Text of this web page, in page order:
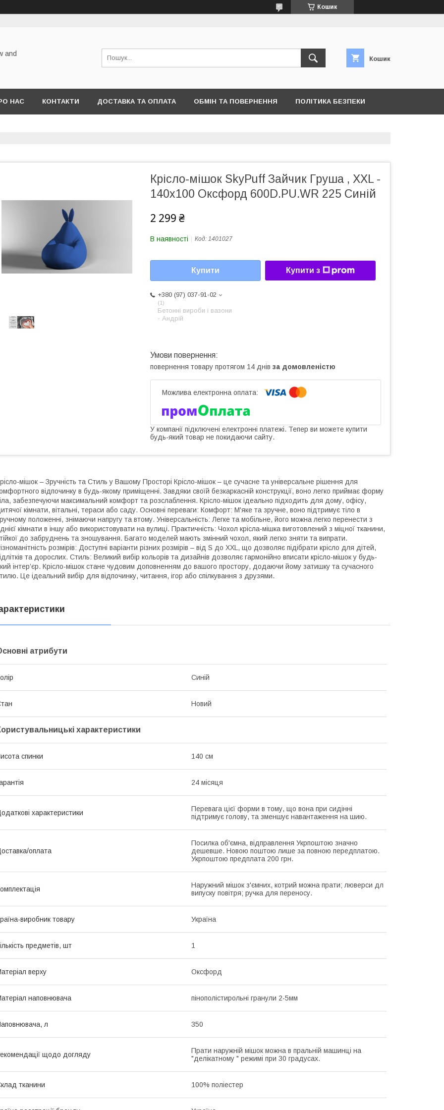
Кошик
and
Кошик
НАС КОНТАКТИ ДОСТАВКА ТА ОПЛАТА ОБМІН ТА ПОВЕРНЕННЯ ПОЛІТИКА БЕЗПЕКИ
Крісло-мішок SkyPuff Зайчик Груша , XXL -
140х100 Оксфорд 600D.PU.WR 225 Синій
2 299 ₴
В наявності Код: 1401027
Купити Купити з
+380 (97) 037-91-02
1
Бетонні вироби і вазони
- Андрій
повернення товару протягом 14 днів за домовленістю
У компанії підключені електронні платежі. Тепер ви можете купити
будь-який товар не покидаючи сайту.
мішок – Зручність та Стиль у Вашому Просторі Крісло-мішок – це сучасне та універсальне рішення для
відпочинку в будь-якому приміщенні. Завдяки своїй безкаркасній конструкції, воно легко приймає форму
забезпечуючи максимальний комфорт та розслаблення. Крісло-мішок ідеально підходить для дому, офісу,
кімнати, вітальні, тераси або саду. Основні переваги: Комфорт: М'яке та зручне, воно підтримує тіло в
положенні, знімаючи напругу та втому. Універсальність: Легке та мобільне, його можна легко перенести з
кімнати в іншу або використовувати на вулиці. Практичність: Чохол крісла-мішка виготовлений з міцної тканини,
до забруднень та зношування. Багато моделей мають змінний чохол, який легко зняти та випрати.
розмірів: Доступні варіанти різних розмірів – від S до XXL, що дозволяє підібрати крісло для дітей,
та дорослих. Стиль: Великий вибір кольорів та дизайнів дозволяє гармонійно вписати крісло-мішок у будь-
інтер’єр. Крісло-мішок стане чудовим доповненням до вашого простору, додаючи йому затишку та сучасного
Це ідеальний вибір для відпочинку, читання, ігор або спілкування з друзями.
атрибути
Синій
Новий
характеристики
спинки 140 см
24 місяця
характеристики
Перевага цієї форми в тому, що вона при сидінні
підтримує голову, та зменшує навантаження на шию.
оплата
Посилка об'ємна, відправлення Укрпоштою значно
дешевше. Новою поштою лише за повною передплатою.
Укрпоштою предплата 200 грн.
Наружний мішок з'ємних, котрий можна прати; люверси дл
випуску повітря; ручка для переносу.
виробник товару Україна
предметів, шт 1
верху Оксфорд
наповнювача пінополістирольні гранули 2-5мм
л 350
щодо догляду
Прати наружній мішок можна в пральній машинці на
"делікатному " режимі при 30 градусах.
тканини 100% поліестер